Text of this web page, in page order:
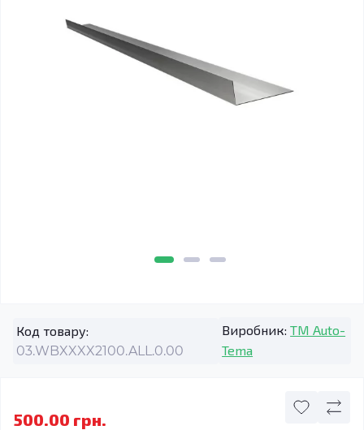
Код товару:
03.WBXXXX2100.ALL.0.00
Виробник: TM Auto-
Tema
500.00 грн.